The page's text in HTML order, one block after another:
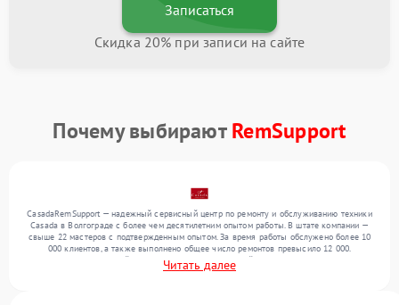
Записаться
Скидка 20% при записи на сайте
Почему выбираютRemSupport
CasadaRemSupport — надежный сервисный центр по ремонту и обслуживанию техники
Casada в Волгограде с более чем десятилетним опытом работы. В штате компании —
свыше 22 мастеров с подтвержденным опытом. За время работы обслужено более 10
000 клиентов, а также выполнено общее число ремонтов превысило 12 000.
Ежемесячно в сервисный центр поступает от 300 устройств, включая , , . Мы работаем
с широким спектром неисправностей и поддерживаем высокий стандарт качества
Читать далее